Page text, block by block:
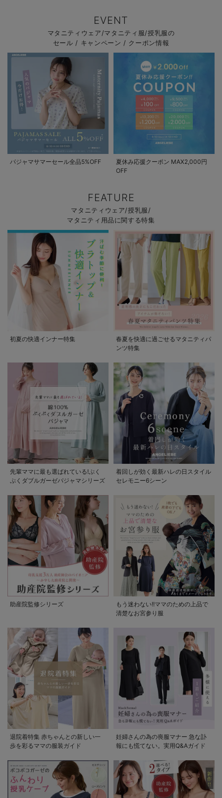
EVENT
マタニティウェア/マタニティ服/授乳服の
セール / キャンペーン / クーポン情報
パジャマサマーセール全品5%OFF
夏休み応援クーポン MAX2,000円
OFF
FEATURE
マタニティウェア/授乳服/
マタニティ用品に関する特集
初夏の快適インナー特集
春夏を快適に過ごせるマタニティパ
ンツ特集
先輩ママに最も選ばれている!ぷく
ぷくダブルガーゼパジャマシリーズ
着回しが効く最新ハレの日スタイル
セレモニー6シーン
助産院監修シリーズ
もう迷わない!!ママのための上品で
清楚なお宮参り服
退院着特集 赤ちゃんとの新しい一
歩を彩るママの服装ガイド
妊婦さんの為の喪服マナー 急な訃
報にも慌てない。実用Q&Aガイド